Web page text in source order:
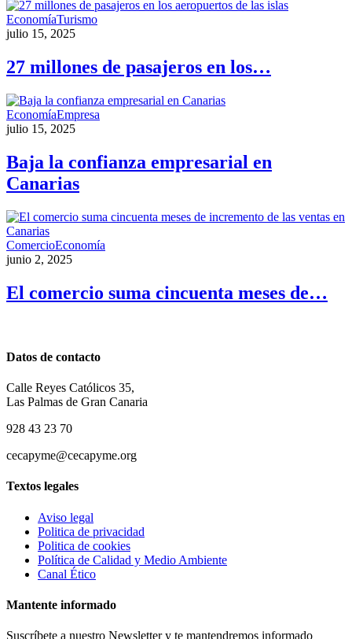
EconomíaTurismo
julio 15, 2025
27 millones de pasajeros en los…
EconomíaEmpresa
julio 15, 2025
Baja la confianza empresarial en
Canarias
ComercioEconomía
junio 2, 2025
El comercio suma cincuenta meses de…
Datos de contacto
Calle Reyes Católicos 35,
Las Palmas de Gran Canaria
928 43 23 70
cecapyme@cecapyme.org
Textos legales
Aviso legal
Politica de privacidad
Politica de cookies
Política de Calidad y Medio Ambiente
Canal Ético
Mantente informado
Suscríbete a nuestro Newsletter y te mantendremos informado